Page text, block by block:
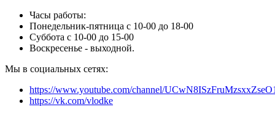
Часы работы:
Понедельник-пятница с 10-00 до 18-00
Суббота с 10-00 до 15-00
Воскресенье - выходной.
Мы в социальных сетях:
https://www.youtube.com/channel/
https://vk.com/vlodke